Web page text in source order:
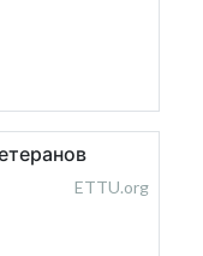
ETTU.org